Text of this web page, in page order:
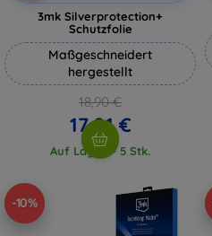
3mk Silverprotection+
Schutzfolie
Maßgeschneidert
hergestellt
18,90 €
17,01 €
Auf Lager > 5 Stk.
-10%